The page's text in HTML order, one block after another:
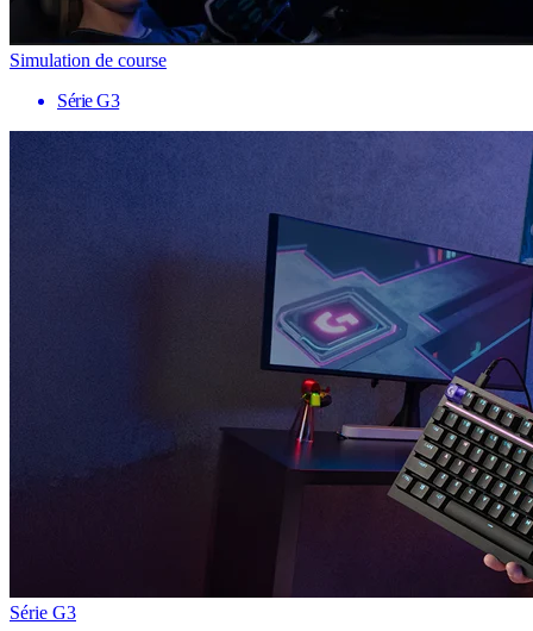
Simulation de course
Série G3
Série G3